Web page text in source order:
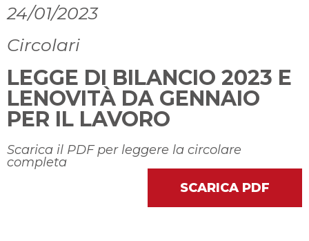
24/01/2023
Circolari
LEGGE DI BILANCIO 2023 E
LENOVITÀ DA GENNAIO
PER IL LAVORO
Scarica il PDF per leggere la circolare
completa
SCARICA PDF